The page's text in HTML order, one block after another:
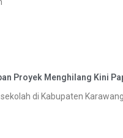
Proyek Menghilang Kini
di Kabupaten Karawang